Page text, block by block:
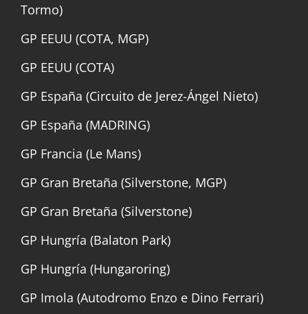
Tormo)
GP EEUU (COTA, MGP)
GP EEUU (COTA)
GP España (Circuito de Jerez-Ángel Nieto)
GP España (MADRING)
GP Francia (Le Mans)
GP Gran Bretaña (Silverstone, MGP)
GP Gran Bretaña (Silverstone)
GP Hungría (Balaton Park)
GP Hungría (Hungaroring)
GP Imola (Autodromo Enzo e Dino Ferrari)